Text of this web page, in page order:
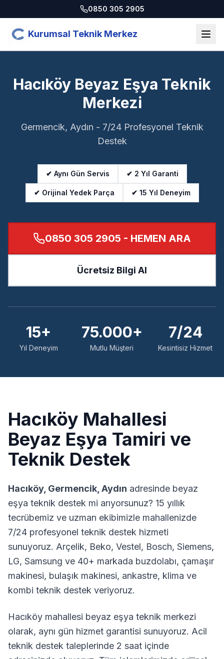
0850 305 2905
Kurumsal Teknik Merkez
Hacıköy Beyaz Eşya Teknik
Merkezi
Germencik, Aydın - 7/24 Profesyonel Teknik
Destek
✔ Aynı Gün Servis ✔ 2 Yıl Garanti
✔ Orijinal Yedek Parça ✔ 15 Yıl Deneyim
0850 305 2905 - HEMEN ARA
Ücretsiz Bilgi Al
15+
Yıl Deneyim
75.000+
Mutlu Müşteri
7/24
Kesintisiz Hizmet
Hacıköy Mahallesi
Beyaz Eşya Tamiri ve
Teknik Destek
Hacıköy, Germencik Aydın adresinde beyaz
eşya teknik destek mi arıyorsunuz? 15 yıllık
tecrübemiz ve uzman ekibimizle mahallenizde
7/24 profesyonel teknik destek hizmeti
sunuyoruz. Arçelik, Beko, Vestel, Bosch, Siemens,
LG, Samsung ve 40+ markada buzdolabı, çamaşır
makinesi, bulaşık makinesi, ankastre, klima ve
kombi teknik destek veriyoruz.
Hacıköy mahallesi beyaz eşya teknik merkezi
olarak, aynı gün hizmet garantisi sunuyoruz. Acil
teknik destek taleplerinde 2 saat içinde